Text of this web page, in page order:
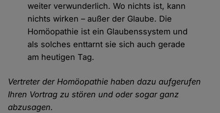
weiter verwunderlich. Wo nichts ist, kann
nichts wirken – außer der Glaube. Die
Homöopathie ist ein Glaubenssystem und
als solches enttarnt sie sich auch gerade
am heutigen Tag.
Vertreter der Homöopathie haben dazu aufgerufen
Ihren Vortrag zu stören und oder sogar ganz
abzusagen.